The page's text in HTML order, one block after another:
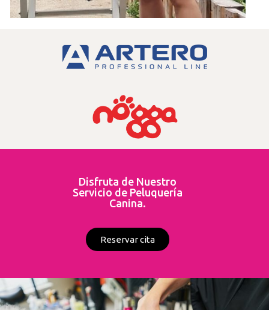
Disfruta de Nuestro
Servicio de Peluquería
Canina.
Reservar cita